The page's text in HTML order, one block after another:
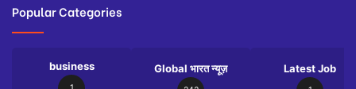
Popular Categories
business Global भारत न्यूज़ Latest Job